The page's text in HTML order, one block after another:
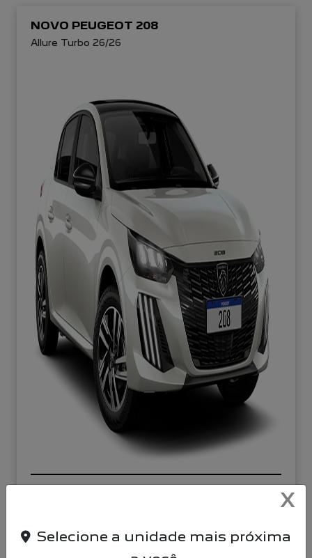
NOVO PEUGEOT 208
Allure Turbo 26/26
CNPJ E MICROEMPREENDEDORES
X
Selecione a unidade mais próxima